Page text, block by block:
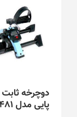
پایی مدل 3481